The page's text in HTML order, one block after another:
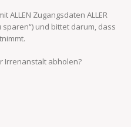
ALLEN Zugangsdaten ALLER
sparen“) und bittet darum, dass
Irrenanstalt abholen?